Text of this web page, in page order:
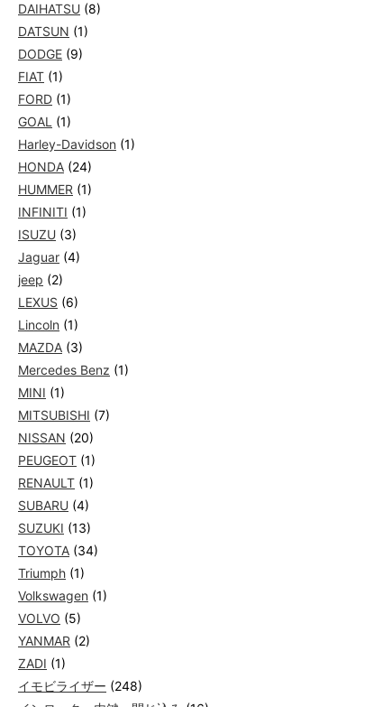
DAIHATSU (8)
DATSUN (1)
DODGE (9)
FIAT (1)
FORD (1)
GOAL (1)
Harley-Davidson (1)
HONDA (24)
HUMMER (1)
INFINITI (1)
ISUZU (3)
Jaguar (4)
jeep (2)
LEXUS (6)
Lincoln (1)
MAZDA (3)
Mercedes Benz (1)
MINI (1)
MITSUBISHI (7)
NISSAN (20)
PEUGEOT (1)
RENAULT (1)
SUBARU (4)
SUZUKI (13)
TOYOTA (34)
Triumph (1)
Volkswagen (1)
VOLVO (5)
YANMAR (2)
ZADI (1)
イモビライザー (248)